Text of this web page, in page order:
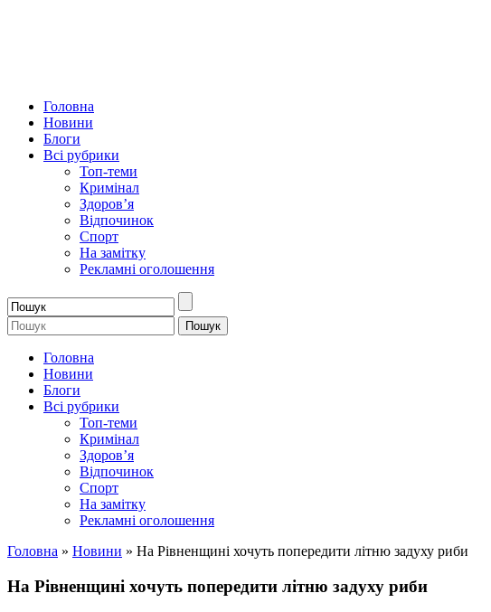
Головна
Новини
Блоги
Всі рубрики
Топ-теми
Кримінал
Здоров’я
Відпочинок
Спорт
На замітку
Рекламні оголошення
Головна
Новини
Блоги
Всі рубрики
Топ-теми
Кримінал
Здоров’я
Відпочинок
Спорт
На замітку
Рекламні оголошення
Головна » Новини » На Рівненщині хочуть попередити літню задуху риби
На Рівненщині хочуть попередити літню задуху риби